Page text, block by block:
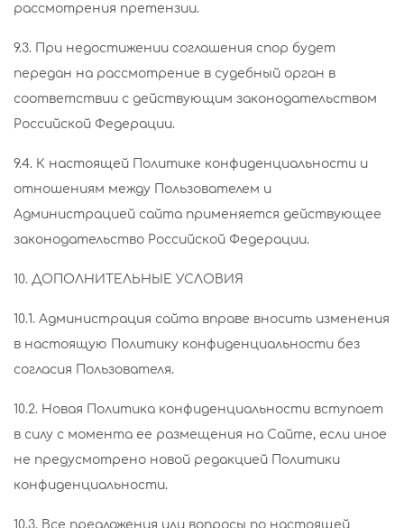
рассмотрения претензии.
9.3. При недостижении соглашения спор будет
передан на рассмотрение в судебный орган в
соответствии с действующим законодательством
Российской Федерации.
9.4. К настоящей Политике конфиденциальности и
отношениям между Пользователем и
Администрацией сайта применяется действующее
законодательство Российской Федерации.
10. ДОПОЛНИТЕЛЬНЫЕ УСЛОВИЯ
10.1. Администрация сайта вправе вносить изменения
в настоящую Политику конфиденциальности без
согласия Пользователя.
10.2. Новая Политика конфиденциальности вступает
в силу с момента ее размещения на Сайте, если иное
не предусмотрено новой редакцией Политики
конфиденциальности.
10.3. Все предложения или вопросы по настоящей